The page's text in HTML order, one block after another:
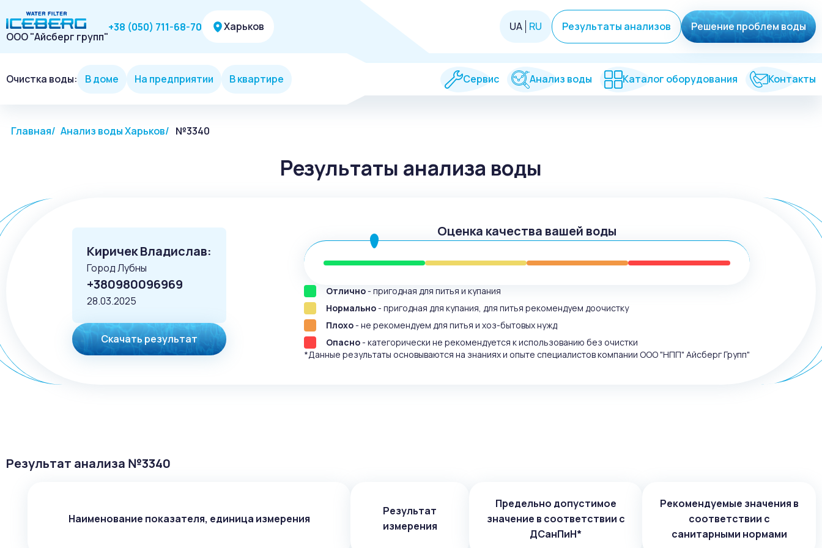
ООО "Айсберг групп"
+38 (050) 711-68-70 Харьков UA RU Результаты анализов Решение проблем воды
Очистка воды: В доме На предприятии В квартире Сервис Анализ воды Каталог оборудования Контакты
Главная Анализ воды Харьков №3340
Результаты анализа воды
Киричек Владислав:
Город Лубны
+380980096969
28.03.2025
Скачать результат
Оценка качества вашей воды
Отлично- пригодная для питья и купания
Нормально- пригодная для купания, для питья рекомендуем доочистку
Плохо- не рекомендуем для питья и хоз-бытовых нужд
Опасно- категорически не рекомендуется к использованию без очистки
*Данные результаты основываются на знаниях и опыте специалистов компании ООО "НПП" Айсберг Групп"
Результат анализа №3340
Наименование показателя, единица измерения
Результат
измерения
Предельно допустимое
значение в соответствии с
ДСанПиН*
Рекомендуемые значения в
соответствии с
санитарными нормами